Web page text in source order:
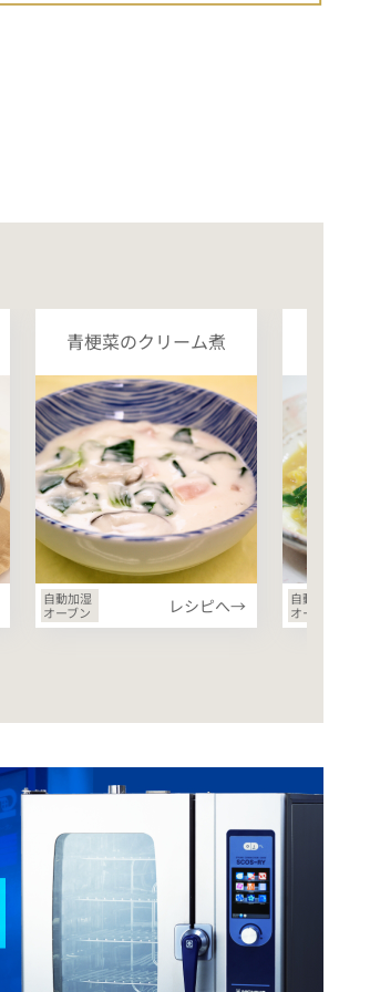
青梗菜のクリーム煮
自動加湿
オーブン
レシピへ→
自動加湿
オーブン